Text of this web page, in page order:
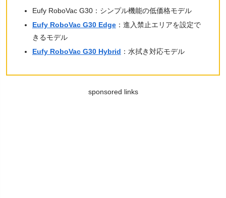
Eufy RoboVac G30：シンプル機能の低価格モデル
Eufy RoboVac G30 Edge：進入禁止エリアを設定で
きるモデル
Eufy RoboVac G30 Hybrid ：水拭き対応モデル
sponsored links